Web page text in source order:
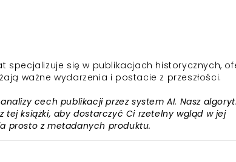
specjalizuje się w publikacjach historycznych,
ważne wydarzenia i postacie z przeszłości.
cech publikacji przez system AI. Nasz
tej książki, aby dostarczyć Ci rzetelny wgląd w jej
prosto z metadanych produktu.